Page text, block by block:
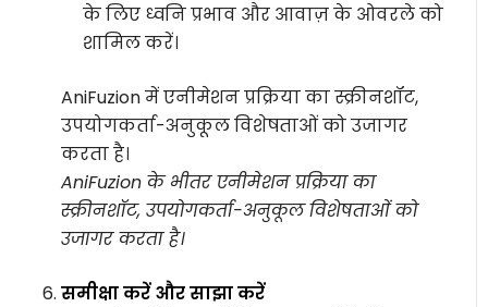
के लिए ध्वनि प्रभाव और आवाज़ के ओवरले को
शामिल करें।
AniFuzion में एनीमेशन प्रक्रिया का स्क्रीनशॉट,
उपयोगकर्ता-अनुकूल विशेषताओं को उजागर
करता है।
AniFuzion के भीतर एनीमेशन प्रक्रिया का
स्क्रीनशॉट, उपयोगकर्ता-अनुकूल विशेषताओं को
उजागर करता है।
समीक्षा करें और साझा करें